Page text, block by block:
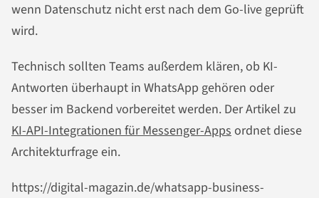
wenn Datenschutz nicht erst nach dem Go-live geprüft
wird.
Technisch sollten Teams außerdem klären, ob KI-
Antworten überhaupt in WhatsApp gehören oder
besser im Backend vorbereitet werden. Der Artikel zu
KI-API-Integrationen für Messenger-Appsordnet diese
Architekturfrage ein.
https://digital-magazin.de/whatsapp-business-